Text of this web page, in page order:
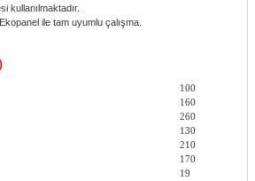
kullanılmaktadır.
ile tam uyumlu çalışma.
100
160
260
130
210
170
19